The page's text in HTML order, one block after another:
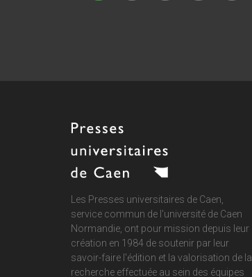
Les Presses universitaires de Caen,
service commun de l'université de Caen
Normandie, ont pour mission depuis leur
création en 1984 de soutenir par leur
savoir-faire l'édition et la valorisation de la
recherche effectuée au sein des équipes